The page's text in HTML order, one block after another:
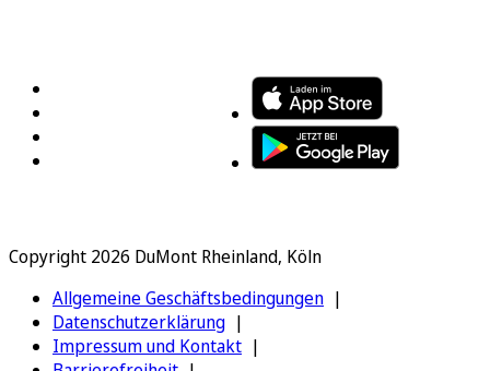
Copyright 2026 DuMont Rheinland, Köln
Allgemeine Geschäftsbedingungen
Datenschutzerklärung
Impressum und Kontakt